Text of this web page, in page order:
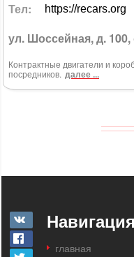
Тел: https://recars.org
ул. Шоссейная, д. 100,
Контрактные двигатели и
посредников. далее ...
Навигация
главная